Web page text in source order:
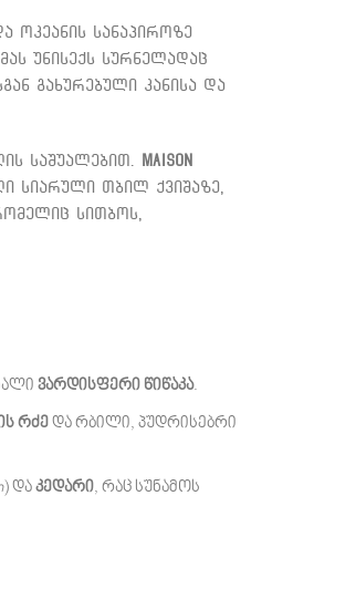
ოკეანის სანაპიროზე
უნისექს სურნელადაც
გახურებული კანისა და
საშუალებით.
Maison
სიარული თბილ ქვიშაზე,
სითბოს,
ვარდისფერი წიწაკა.
რძედა რბილი, პუდრისებრი
) და კედარი, რაც სუნამოს